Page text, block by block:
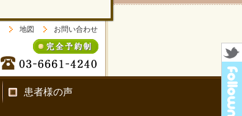
地図 お問い合わせ
患者様の声